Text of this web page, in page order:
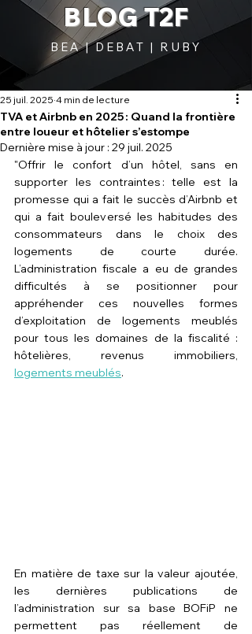
BLOG T2F
BEA | DEBAT | RUBY
TVA et Airbnb en 2025 : Quand la frontière
entre loueur et hôtelier s’estompe
25 juil. 2025 4 min de lecture
Dernière mise à jour : 29 juil. 2025
"Offrir le confort d’un hôtel, sans en
supporter les contraintes : telle est la
promesse qui a fait le succès d’Airbnb et
qui a fait bouleversé les habitudes des
consommateurs dans le choix des
logements de courte durée.
L’administration fiscale a eu de grandes
difficultés à se positionner pour
appréhender ces nouvelles formes
d’exploitation de logements meublés
pour tous les domaines de la fiscalité :
logements meublés.
En matière de taxe sur la valeur ajoutée,
les dernières publications de
l’administration sur sa base BOFiP ne
permettent pas réellement de